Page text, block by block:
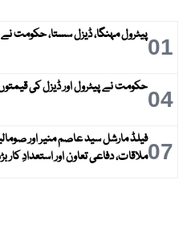
01پیٹرول مہنگا، ڈیزل سستا، حکومت نے
04حکومت نے پیٹرول اور ڈیزل کی
07فیلڈ مارشل سید عاصم منیر اور
ملاقات، دفاعی تعاون اور استعدادِ کار